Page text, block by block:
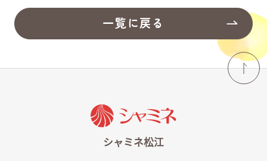
ショップ求人情報
一覧に戻る
シャミネ松江